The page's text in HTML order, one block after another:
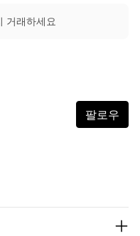
거래하세요
팔로우